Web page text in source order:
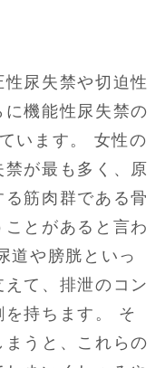
尿失禁や切迫性
機能性尿失禁の
います。 女性の
が最も多く、原
筋肉群である骨
とがあると言わ
道や膀胱といっ
て、排泄のコン
を持ちます。 そ
うと、これらの